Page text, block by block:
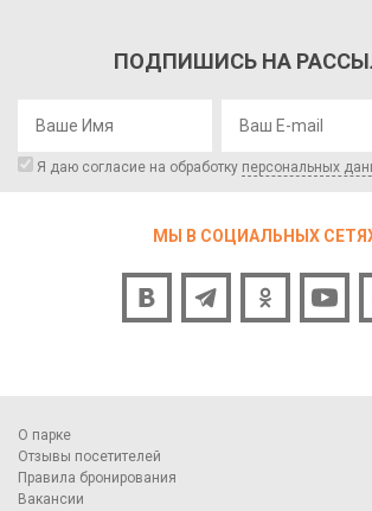
ПОДПИШИСЬ НА
Я даю согласие на обработку персональных
МЫ В СОЦИАЛЬНЫХ
О парке
Отзывы посетителей
Правила бронирования
Вакансии